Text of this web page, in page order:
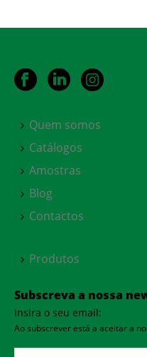
Quem somos
Catálogos
Amostras
Blog
Contactos
Produtos
Subscreva a nossa
Insira o seu email:
Ao subscrever está a aceitar a